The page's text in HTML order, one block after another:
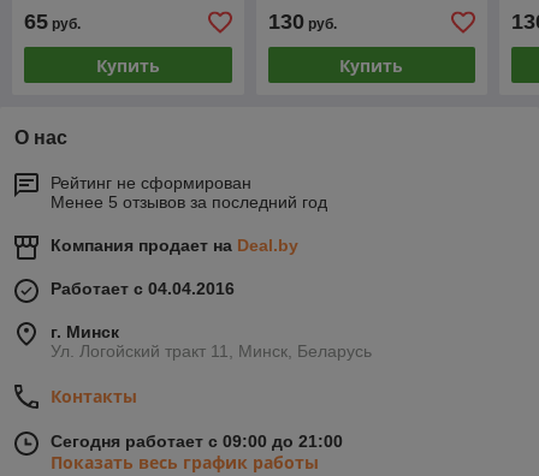
65 руб.
Купить
130руб.
Купить
О нас
Рейтинг не сформирован
Менее 5 отзывов за последний год
Компания продает на Deal.by
Работает с 04.04.2016
г. Минск
Ул. Логойский тракт 11, Минск, Беларусь
Контакты
Сегодня работает с 09:00 до 21:00
Показать весь график работы